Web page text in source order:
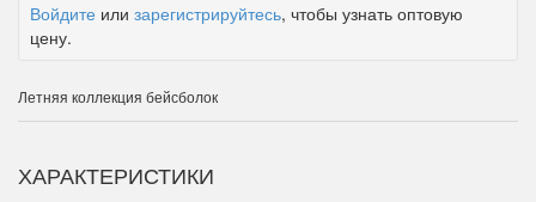
Войдите или зарегистрируйтесь, чтобы узнать оптовую
цену.
Летняя коллекция бейсболок
ХАРАКТЕРИСТИКИ